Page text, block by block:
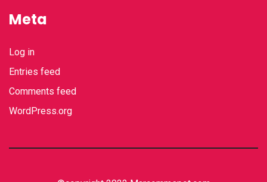
Meta
Log in
Entries feed
Comments feed
WordPress.org